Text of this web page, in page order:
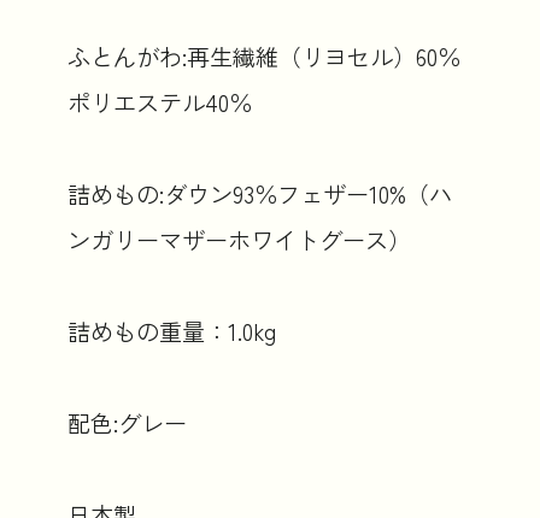
ふとんがわ:再生繊維（リヨセル）60％
ポリエステル40％
詰めもの:ダウン93％フェザー10%（ハ
ンガリーマザーホワイトグース）
詰めもの重量：1.0kg
配色:グレー